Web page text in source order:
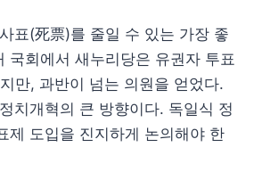
표(死票)를 줄일 수 있는 가장 좋
국회에서 새누리당은 유권자 투표
만, 과반이 넘는 의원을 얻었다.
치개혁의 큰 방향이다. 독일식 정
제 도입을 진지하게 논의해야 한